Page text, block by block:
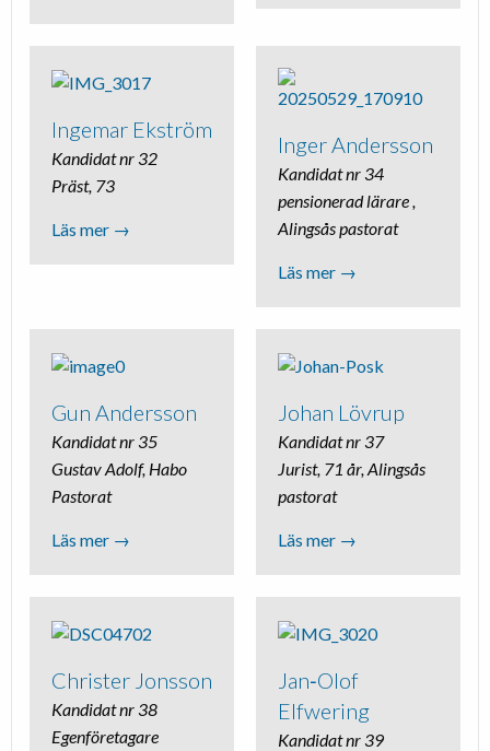
Ingemar Ekström
Kandidat nr 32
Präst, 73
Läs mer →
Inger Andersson
Kandidat nr 34
pensionerad lärare ,
Alingsås pastorat
Läs mer →
Gun Andersson
Kandidat nr 35
Gustav Adolf, Habo
Pastorat
Läs mer →
Johan Lövrup
Kandidat nr 37
Jurist, 71 år, Alingsås
pastorat
Läs mer →
Christer Jonsson
Kandidat nr 38
Egenföretagare
Jan‐Olof
Elfwering
Kandidat nr 39